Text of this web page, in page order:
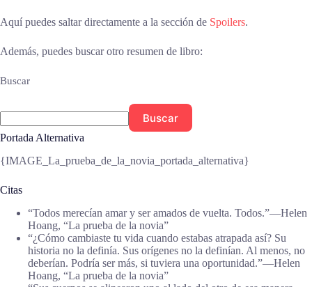
Aquí puedes saltar directamente a la sección de Spoilers.
Además, puedes buscar otro resumen de libro:
Buscar
Buscar
Portada Alternativa
{IMAGE_La_prueba_de_la_novia_portada_alternativa}
Citas
“Todos merecían amar y ser amados de vuelta. Todos.”―Helen
Hoang, “La prueba de la novia”
“¿Cómo cambiaste tu vida cuando estabas atrapada así? Su
historia no la definía. Sus orígenes no la definían. Al menos, no
deberían. Podría ser más, si tuviera una oportunidad.”―Helen
Hoang, “La prueba de la novia”